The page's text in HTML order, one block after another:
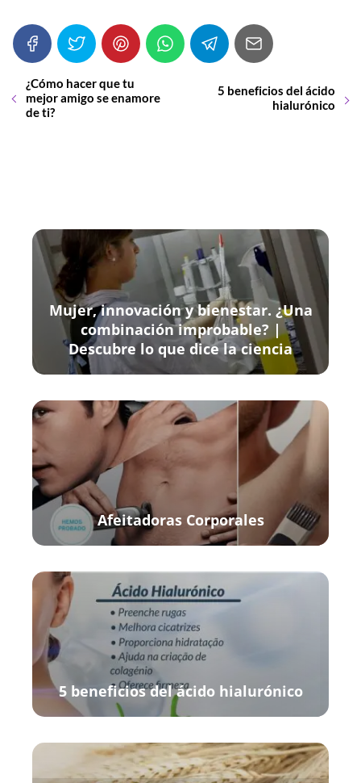
¿Cómo hacer que tu
mejor amigo se enamore
de ti?
5 beneficios del ácido
hialurónico
Mujer, innovación y bienestar. ¿Una
combinación improbable? |
Descubre lo que dice la ciencia
Afeitadoras Corporales
5 beneficios del ácido hialurónico